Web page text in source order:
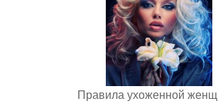
Правила ухоженной